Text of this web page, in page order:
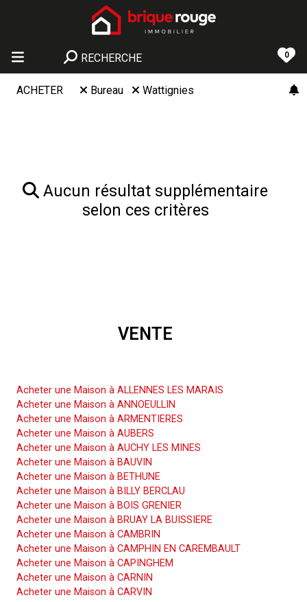
RECHERCHE 0
ACHETER Bureau Wattignies
Aucun résultat supplémentaire
selon ces critères
VENTE
Acheter une Maison à ALLENNES LES MARAIS
Acheter une Maison à ANNOEULLIN
Acheter une Maison à ARMENTIERES
Acheter une Maison à AUBERS
Acheter une Maison à AUCHY LES MINES
Acheter une Maison à BAUVIN
Acheter une Maison à BETHUNE
Acheter une Maison à BILLY BERCLAU
Acheter une Maison à BOIS GRENIER
Acheter une Maison à BRUAY LA BUISSIERE
Acheter une Maison à CAMBRIN
Acheter une Maison à CAMPHIN EN CAREMBAULT
Acheter une Maison à CAPINGHEM
Acheter une Maison à CARNIN
Acheter une Maison à CARVIN